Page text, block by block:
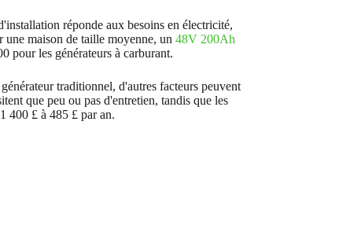
réponde aux besoins en électricité,
maison de taille moyenne, un 48V 200Ah
pour les générateurs à carburant.
traditionnel, d'autres facteurs peuvent
que peu ou pas d'entretien, tandis que les
400 £ à 485 £ par an.